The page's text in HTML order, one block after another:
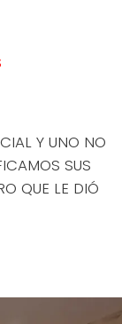
Y UNO NO
SUS
QUE LE DIÓ